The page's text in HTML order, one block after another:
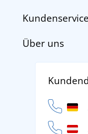
Kundenservice
Impressum
Versand und
Datenschutz
Cookie-Richtlinie
Über uns
Für Unternehmen